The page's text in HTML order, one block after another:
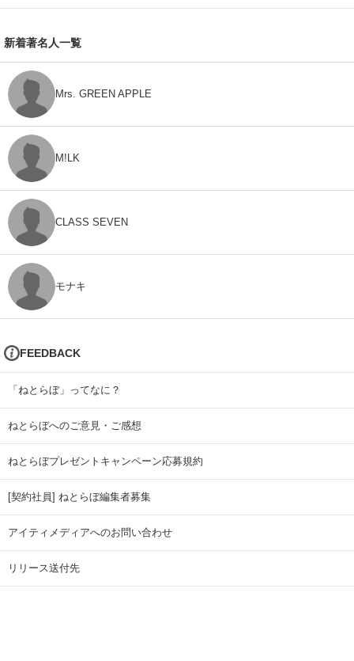
新着著名人一覧
Mrs. GREEN APPLE
M!LK
CLASS SEVEN
モナキ
FEEDBACK
「ねとらぼ」ってなに？
ねとらぼへのご意見・ご感想
ねとらぼプレゼントキャンペーン応募規約
[契約社員] ねとらぼ編集者募集
アイティメディアへのお問い合わせ
リリース送付先